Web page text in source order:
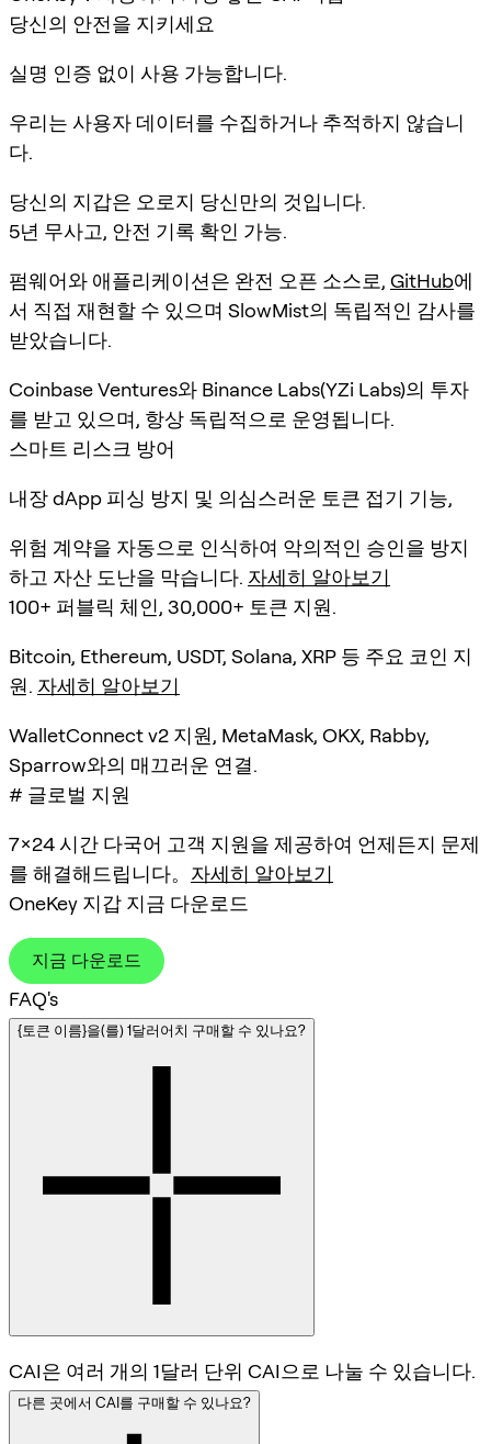
당신의 안전을 지키세요
실명 인증 없이 사용 가능합니다.
우리는 사용자 데이터를 수집하거나 추적하지 않습니
다.
당신의 지갑은 오로지 당신만의 것입니다.
5년 무사고, 안전 기록 확인 가능.
펌웨어와 애플리케이션은 완전 오픈 소스로, GitHub에
서 직접 재현할 수 있으며 SlowMist의 독립적인 감사를
받았습니다.
Coinbase Ventures와 Binance Labs(YZi Labs)의 투자
를 받고 있으며, 항상 독립적으로 운영됩니다.
스마트 리스크 방어
내장 dApp 피싱 방지 및 의심스러운 토큰 접기 기능,
위험 계약을 자동으로 인식하여 악의적인 승인을 방지
하고 자산 도난을 막습니다. 자세히 알아보기
100+ 퍼블릭 체인, 30,000+ 토큰 지원.
Bitcoin, Ethereum, USDT, Solana, XRP 등 주요 코인 지
원. 자세히 알아보기
WalletConnect v2 지원, MetaMask, OKX, Rabby,
Sparrow와의 매끄러운 연결.
# 글로벌 지원
7×24 시간 다국어 고객 지원을 제공하여 언제든지 문제
를 해결해드립니다。 자세히 알아보기
OneKey 지갑 지금 다운로드
지금 다운로드
FAQ's
{토큰 이름}을(를) 1달러어치 구매할 수 있나요?
CAI은 여러 개의 1달러 단위 CAI으로 나눌 수 있습니다.
다른 곳에서 CAI를 구매할 수 있나요?